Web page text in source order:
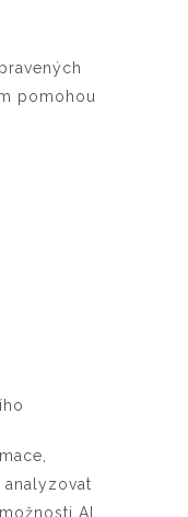
pomohou
AI